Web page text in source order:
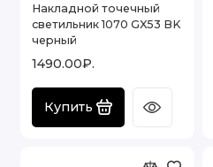
Накладной точечный
светильник 1070 GX53 BK
черный
1490.00₽.
Купить